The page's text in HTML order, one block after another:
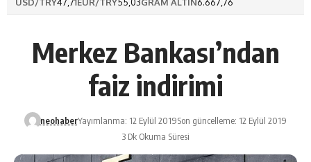
Merkez Bankası’ndan
faiz indirimi
neohaberYayımlanma: 12 Eylül 2019Son güncelleme: 12 Eylül 2019
3 Dk Okuma Süresi